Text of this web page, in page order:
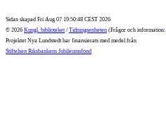
Sidan skapad Fri Aug 07 19:50:48 CEST 2026
© 2026 Kungl. biblioteket / Tidningsenheten (Frågor och information:
Projektet Nya Lundstedt har finansierats med medel från
Stiftelsen Riksbankens Jubileumsfond